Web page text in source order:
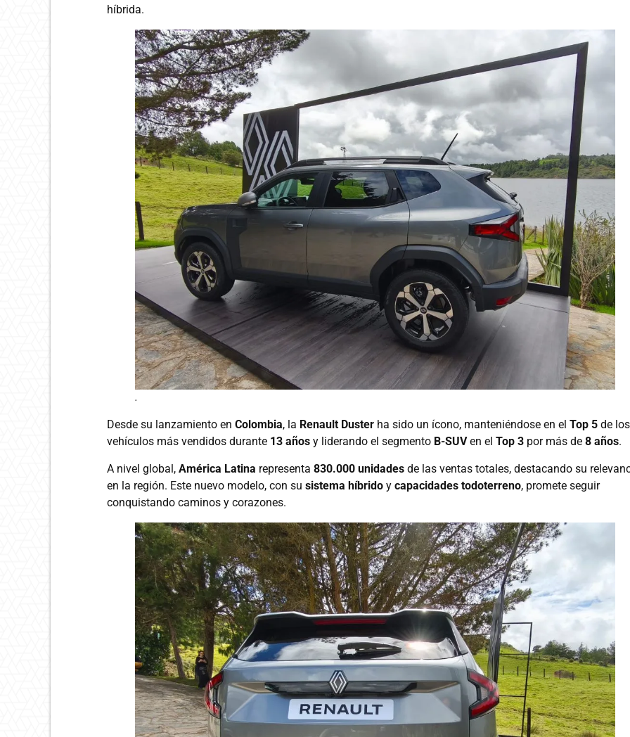
híbrida.
.
Desde su lanzamiento en Colombia, la Renault Duster ha sido un ícono, manteniéndose en el Top 5 de los
vehículos más vendidos durante 13 años y liderando el segmento B-SUVen el Top 3 por más de 8 años.
A nivel global, América Latina representa 830.000 unidades de las ventas totales, destacando su
en la región. Este nuevo modelo, con su sistema híbrido y capacidades todoterreno, promete seguir
conquistando caminos y corazones.